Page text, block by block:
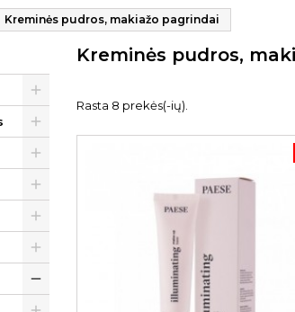
Kreminės pudros, makiažo pagrindai
Kreminės pudros,
Rasta 8 prekės(-ių).